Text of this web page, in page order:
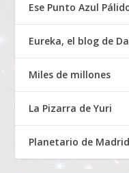
Ese Punto Azul
Eureka, el blog de
Miles de millones
La Pizarra de Yuri
Planetario de Madrid